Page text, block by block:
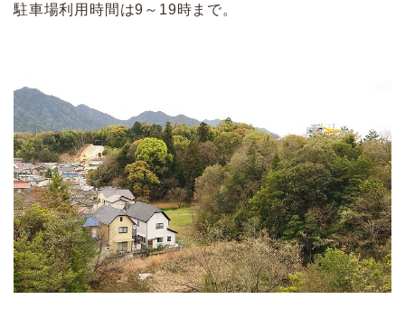
駐車場利用時間は9～19時まで。